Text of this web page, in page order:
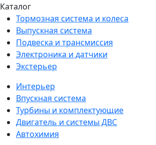
Каталог
Тормозная система и колеса
Выпускная система
Подвеска и трансмиссия
Электроника и датчики
Экстерьер
Интерьер
Впускная система
Турбины и комплектующие
Двигатель и системы ДВС
Автохимия